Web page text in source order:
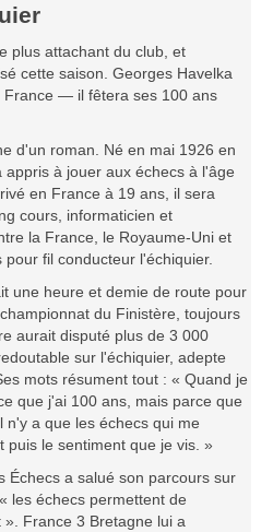
plus attachant du club, et
cette saison. Georges Havelka
France — il fêtera ses 100 ans
d'un roman. Né en mai 1926 en
à jouer aux échecs à l'âge
en France à 19 ans, il sera
cours, informaticien et
la France, le Royaume-Uni et
fil conducteur l'échiquier.
une heure et demie de route pour
du Finistère, toujours
aurait disputé plus de 3 000
sur l'échiquier, adepte
mots résument tout : « Quand je
que j'ai 100 ans, mais parce que
n'y a que les échecs qui me
puis le sentiment que je vis. »
Échecs a salué son parcours sur
les échecs permettent de
France 3 Bretagne lui a